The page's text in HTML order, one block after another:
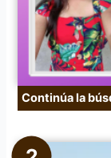
Continúa la